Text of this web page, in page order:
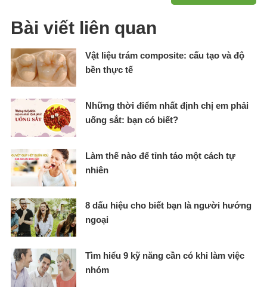
Bài viết liên quan
Vật liệu trám composite: cấu tạo và độ
bền thực tế
Những thời điểm nhất định chị em phải
uống sắt: bạn có biết?
Làm thế nào để tỉnh táo một cách tự
nhiên
8 dấu hiệu cho biết bạn là người hướng
ngoại
Tìm hiểu 9 kỹ năng cần có khi làm việc
nhóm